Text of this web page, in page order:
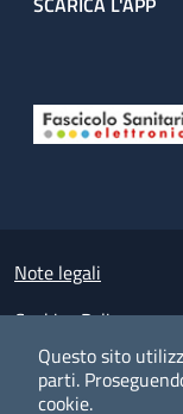
Questo sito
parti.
cookie.
Small prints
Note legali
Cookies Policy
Policy privacy e